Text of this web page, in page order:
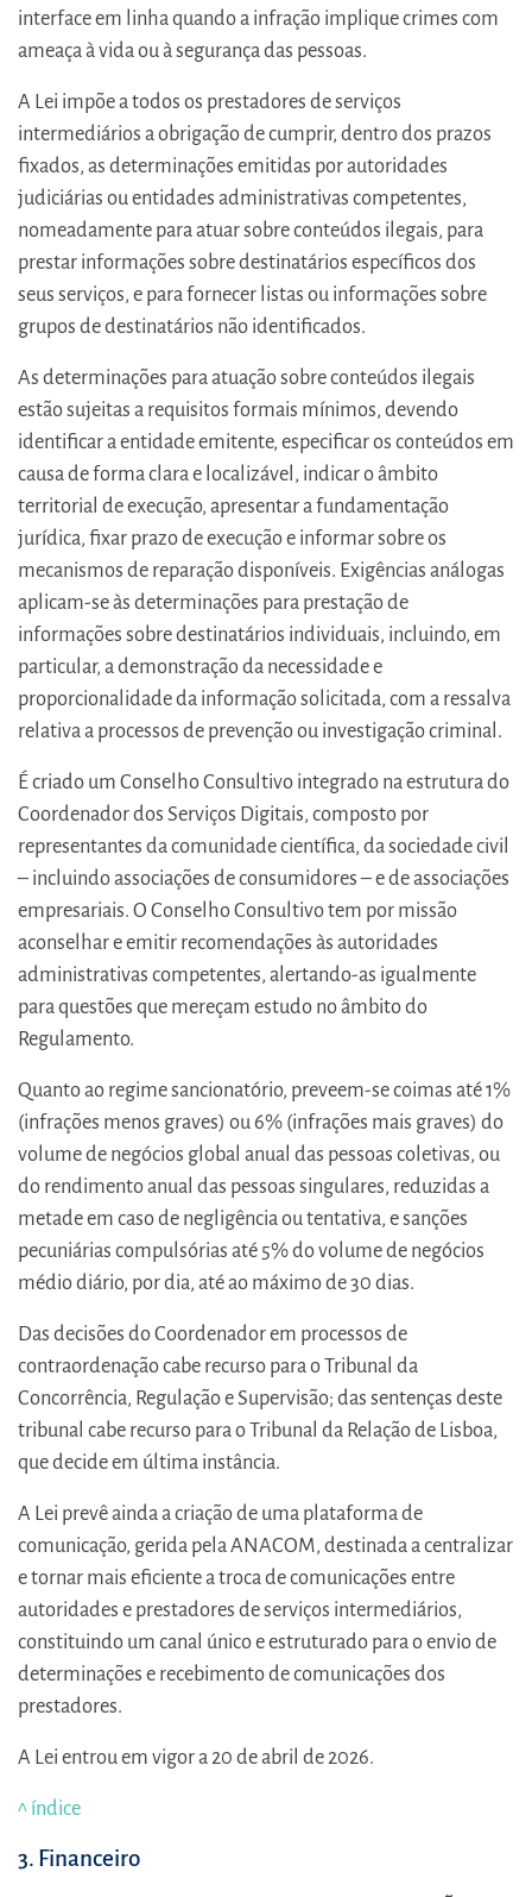
interface em linha quando a infração implique crimes com
ameaça à vida ou à segurança das pessoas.
A Lei impõe a todos os prestadores de serviços
intermediários a obrigação de cumprir, dentro dos prazos
fixados, as determinações emitidas por autoridades
judiciárias ou entidades administrativas competentes,
nomeadamente para atuar sobre conteúdos ilegais, para
prestar informações sobre destinatários específicos dos
seus serviços, e para fornecer listas ou informações sobre
grupos de destinatários não identificados.
As determinações para atuação sobre conteúdos ilegais
estão sujeitas a requisitos formais mínimos, devendo
identificar a entidade emitente, especificar os conteúdos em
causa de forma clara e localizável, indicar o âmbito
territorial de execução, apresentar a fundamentação
jurídica, fixar prazo de execução e informar sobre os
mecanismos de reparação disponíveis. Exigências análogas
aplicam-se às determinações para prestação de
informações sobre destinatários individuais, incluindo, em
particular, a demonstração da necessidade e
proporcionalidade da informação solicitada, com a ressalva
relativa a processos de prevenção ou investigação criminal.
É criado um Conselho Consultivo integrado na estrutura do
Coordenador dos Serviços Digitais, composto por
representantes da comunidade científica, da sociedade civil
– incluindo associações de consumidores – e de associações
empresariais. O Conselho Consultivo tem por missão
aconselhar e emitir recomendações às autoridades
administrativas competentes, alertando-as igualmente
para questões que mereçam estudo no âmbito do
Regulamento.
Quanto ao regime sancionatório, preveem-se coimas até 1%
(infrações menos graves) ou 6% (infrações mais graves) do
volume de negócios global anual das pessoas coletivas, ou
do rendimento anual das pessoas singulares, reduzidas a
metade em caso de negligência ou tentativa, e sanções
pecuniárias compulsórias até 5% do volume de negócios
médio diário, por dia, até ao máximo de 30 dias.
Das decisões do Coordenador em processos de
contraordenação cabe recurso para o Tribunal da
Concorrência, Regulação e Supervisão; das sentenças deste
tribunal cabe recurso para o Tribunal da Relação de Lisboa,
que decide em última instância.
A Lei prevê ainda a criação de uma plataforma de
comunicação, gerida pela ANACOM, destinada a centralizar
e tornar mais eficiente a troca de comunicações entre
autoridades e prestadores de serviços intermediários,
constituindo um canal único e estruturado para o envio de
determinações e recebimento de comunicações dos
prestadores.
A Lei entrou em vigor a 20 de abril de 2026.
^ índice
3. Financeiro